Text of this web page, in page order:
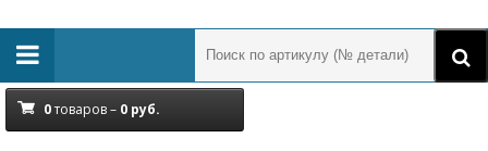
0товаров – 0 руб.